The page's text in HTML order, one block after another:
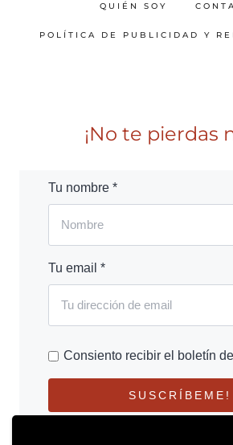
QUIÉN SOY
POLÍTICA DE PUBLICIDAD Y
¡No te pierdas
Tu nombre *
Tu email *
Consiento recibir el boletín
SUSCRÍBEME!